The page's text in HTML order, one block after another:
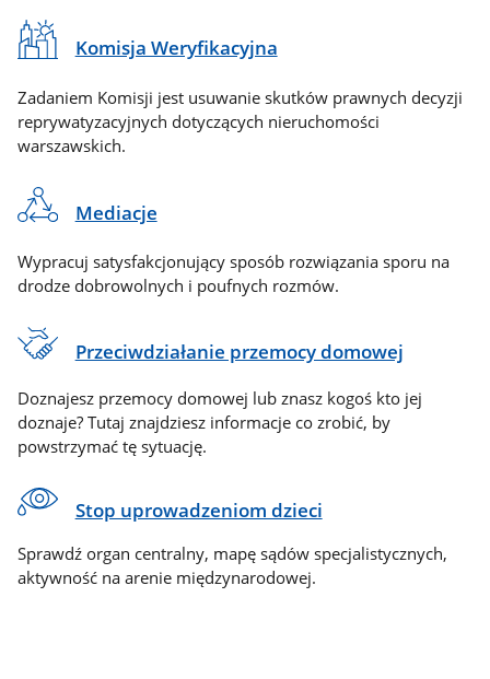
Komisja Weryfikacyjna
Zadaniem Komisji jest usuwanie skutków prawnych decyzji
reprywatyzacyjnych dotyczących nieruchomości
warszawskich.
Mediacje
Wypracuj satysfakcjonujący sposób rozwiązania sporu na
drodze dobrowolnych i poufnych rozmów.
Przeciwdziałanie przemocy domowej
Doznajesz przemocy domowej lub znasz kogoś kto jej
doznaje? Tutaj znajdziesz informacje co zrobić, by
powstrzymać tę sytuację.
Stop uprowadzeniom dzieci
Sprawdź organ centralny, mapę sądów specjalistycznych,
aktywność na arenie międzynarodowej.